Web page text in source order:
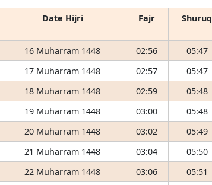
Date Hijri Fajr Shuruq
16 Muharram 1448 02:56 05:47
17 Muharram 1448 02:57 05:47
18 Muharram 1448 02:59 05:48
19 Muharram 1448 03:00 05:48
20 Muharram 1448 03:02 05:49
21 Muharram 1448 03:04 05:50
22 Muharram 1448 03:06 05:51